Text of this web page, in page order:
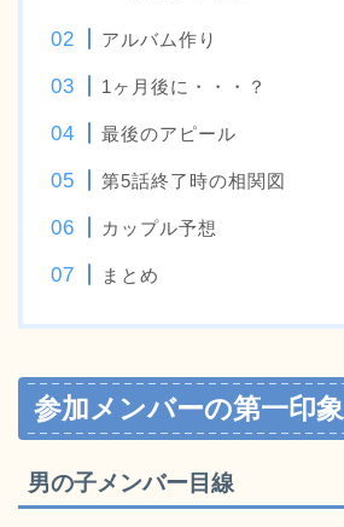
アルバム作り
1ヶ月後に・・・？
最後のアピール
第5話終了時の相関図
カップル予想
まとめ
参加メンバーの第一印象
男の子メンバー目線